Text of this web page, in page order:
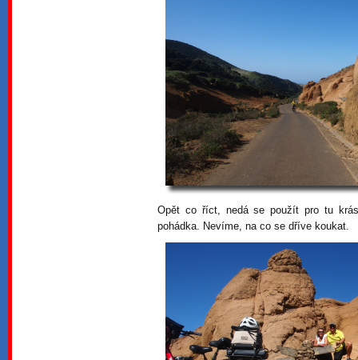
Opět co říct, nedá se použít pro tu
pohádka. Nevíme, na co se dříve koukat.